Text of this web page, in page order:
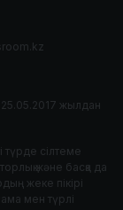
25.05.2017 жылдан
түрде сілтеме
және басқа да
жеке пікірі
мен түрлі